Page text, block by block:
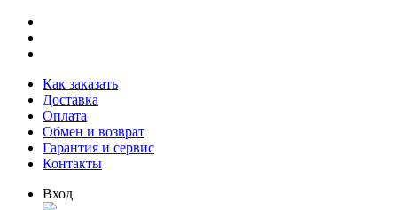
Как заказать
Доставка
Оплата
Обмен и возврат
Гарантия и сервис
Контакты
Вход